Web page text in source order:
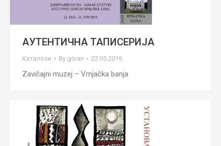
АУТЕНТИЧНА ТАПИСЕРИЈА
Каталози By goran 22.05.2019.
Zavičajni muzej – Vrnjačka banja